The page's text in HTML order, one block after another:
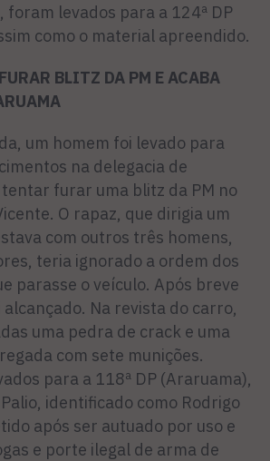
foram levados para a 124ª DP
como o material apreendido.
BLITZ DA PM E ACABA
um homem foi levado para
na delegacia de
furar uma blitz da PM no
O rapaz, que dirigia um
com outros três homens,
teria ignorado a ordem dos
parasse o veículo. Após breve
Na revista do carro,
uma pedra de crack e uma
com sete munições.
para a 118ª DP (Araruama),
identificado como Rodrigo
após ser autuado por uso e
e porte ilegal de arma de